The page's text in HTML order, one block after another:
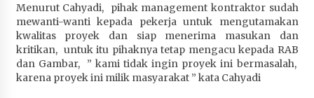
4 minggu ago
Menurut Cahyadi, pihak management kontraktor sudah
mewanti-wanti kepada pekerja untuk mengutamakan
kwalitas proyek dan siap menerima masukan dan
kritikan, untuk itu pihaknya tetap mengacu kepada RAB
dan Gambar, ” kami tidak ingin proyek ini bermasalah,
karena proyek ini milik masyarakat ” kata Cahyadi